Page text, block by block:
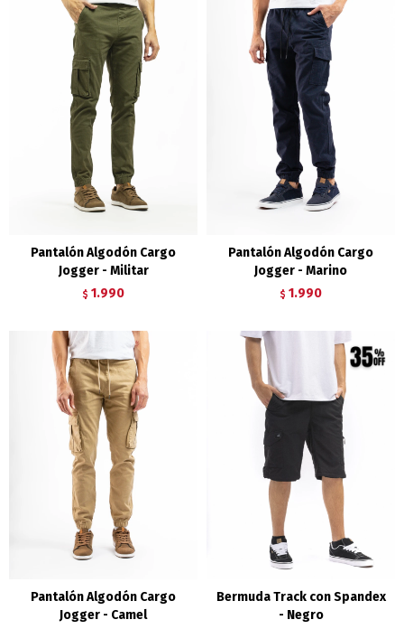
Pantalón Algodón Cargo
Jogger - Militar
$ 1.990
Pantalón Algodón Cargo
Jogger - Marino
$ 1.990
Pantalón Algodón Cargo
Jogger - Camel
Bermuda Track con Spandex
- Negro